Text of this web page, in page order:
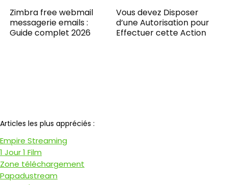
Zimbra free webmail
messagerie emails :
Guide complet 2026
Vous devez Disposer
d’une Autorisation pour
Effectuer cette Action​
Articles les plus appréciés :
Empire Streaming
1 Jour 1 Film
Zone téléchargement
Papadustream